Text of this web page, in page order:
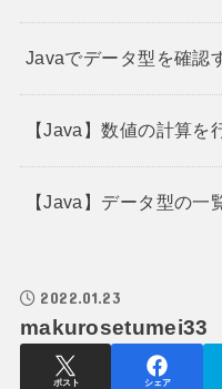
Javaでデータ型を確認
【Java】数値の計算を
【Java】データ型の一
2022.01.23
makurosetumei33
ポスト シェア